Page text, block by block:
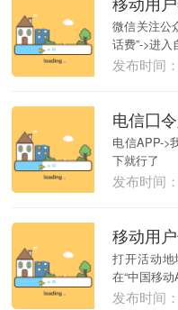
微信关注公
话费”->进
发布时间
电信囗
电信APP->
下就行了
发布时间
移动用
打开活动地
在“中国移
发布时间